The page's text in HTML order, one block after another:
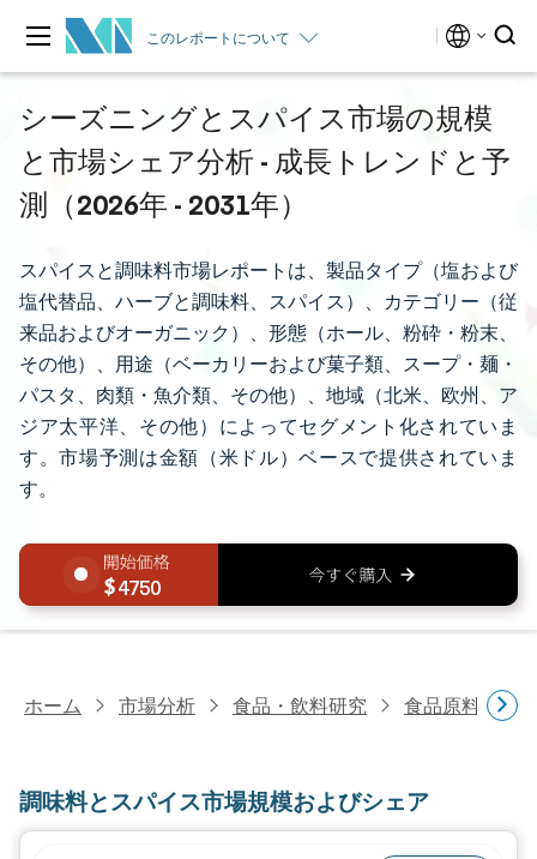
このレポートについて
シーズニングとスパイス市場の規模
と市場シェア分析 - 成長トレンドと予
測（2026年 - 2031年）
スパイスと調味料市場レポートは、製品タイプ（塩および
塩代替品、ハーブと調味料、スパイス）、カテゴリー（従
来品およびオーガニック）、形態（ホール、粉砕・粉末、
その他）、用途（ベーカリーおよび菓子類、スープ・麺・
パスタ、肉類・魚介類、その他）、地域（北米、欧州、ア
ジア太平洋、その他）によってセグメント化されていま
す。市場予測は金額（米ドル）ベースで提供されていま
す。
4750
ホーム 市場分析 食品・飲料研究 食品原料・食
調味料とスパイス市場規模およびシェア